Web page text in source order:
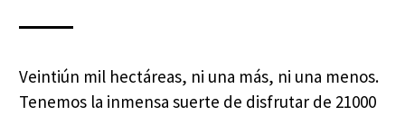
Veintiún mil hectáreas, ni una más, ni una menos.
Tenemos la inmensa suerte de disfrutar de 21000